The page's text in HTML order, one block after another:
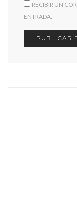
RECIBIR UN
ENTRADA.